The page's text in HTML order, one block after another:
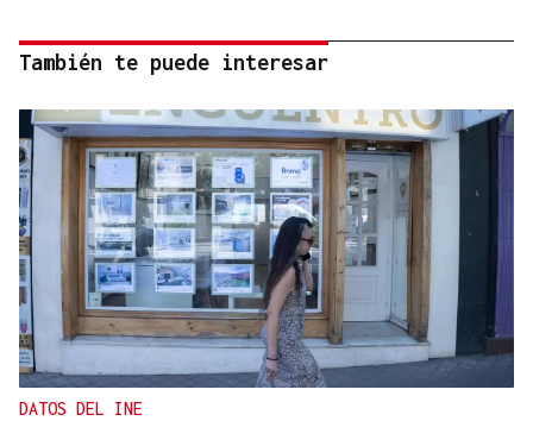
También te puede interesar
DATOS DEL INE